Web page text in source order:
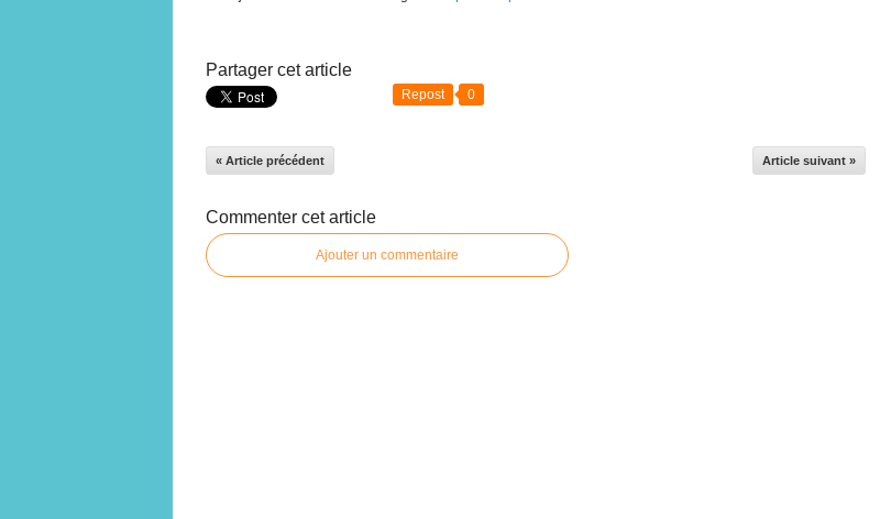
Partager cet article
Repost 0
« Article précédent Article suivant »
Commenter cet article
Ajouter un commentaire